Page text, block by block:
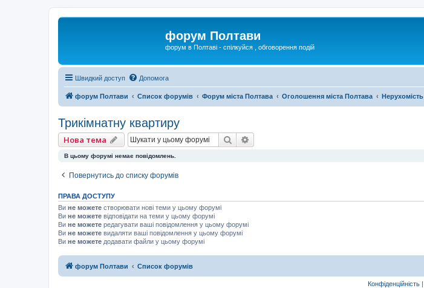
форум Полтави
форум в Полтаві - спілкуйся , обговорення подій
Швидкий доступ Допомога
форум Полтави Список форумів Форум міста Полтава Оголошення міста Полтава Нерухомість
Трикімнатну квартиру
Нова тема Пошук
В цьому форумі немає повідомлень.
Повернутись до списку форумів
ПРАВА ДОСТУПУ
Ви не можете створювати нові теми у цьому форумі
Ви не можете відповідати на теми у цьому форумі
Ви не можете редагувати ваші повідомлення у цьому форумі
Ви не можете видаляти ваші повідомлення у цьому форумі
Ви не можете додавати файли у цьому форумі
форум Полтави Список форумів
Конфіденційність |